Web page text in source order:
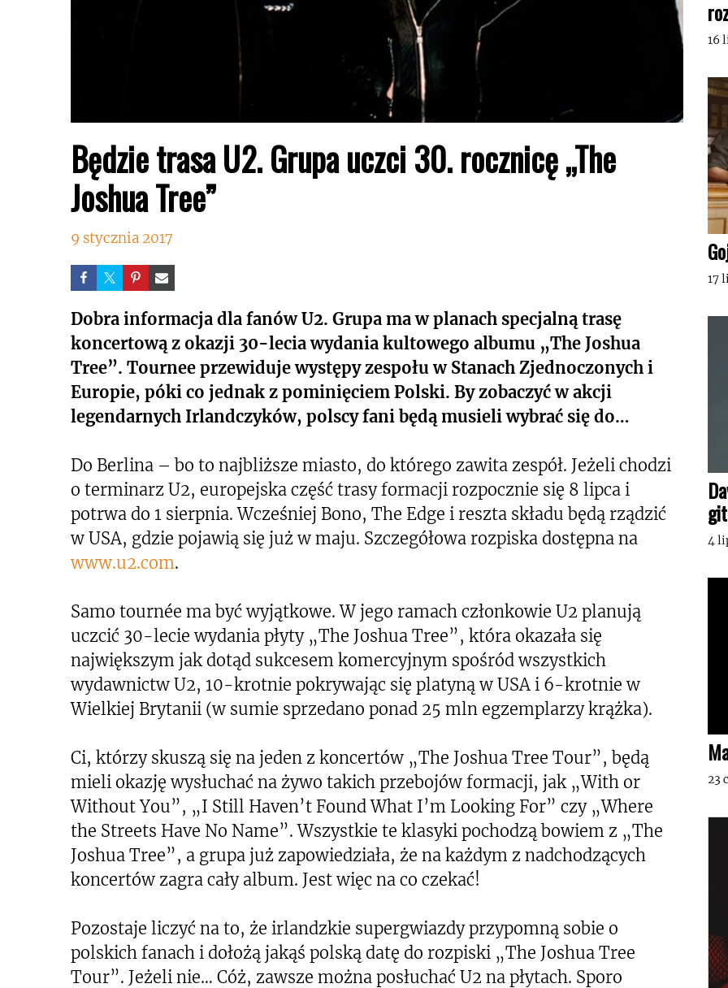
Będzie trasa U2. Grupa uczci 30. rocznicę „The
Joshua Tree”
9 stycznia 2017
Dobra informacja dla fanów U2. Grupa ma w planach specjalną trasę
koncertową z okazji 30-lecia wydania kultowego albumu „The Joshua
Tree”. Tournee przewiduje występy zespołu w Stanach Zjednoczonych i
Europie, póki co jednak z pominięciem Polski. By zobaczyć w akcji
legendarnych Irlandczyków, polscy fani będą musieli wybrać się do…
Do Berlina – bo to najbliższe miasto, do którego zawita zespół. Jeżeli chodzi
o terminarz U2, europejska część trasy formacji rozpocznie się 8 lipca i
potrwa do 1 sierpnia. Wcześniej Bono, The Edge i reszta składu będą rządzić
w USA, gdzie pojawią się już w maju. Szczegółowa rozpiska dostępna na
www.u2.com.
Samo tournée ma być wyjątkowe. W jego ramach członkowie U2 planują
uczcić 30-lecie wydania płyty „The Joshua Tree”, która okazała się
największym jak dotąd sukcesem komercyjnym spośród wszystkich
wydawnictw U2, 10-krotnie pokrywając się platyną w USA i 6-krotnie w
Wielkiej Brytanii (w sumie sprzedano ponad 25 mln egzemplarzy krążka).
Ci, którzy skuszą się na jeden z koncertów „The Joshua Tree Tour”, będą
mieli okazję wysłuchać na żywo takich przebojów formacji, jak „With or
Without You”, „I Still Haven’t Found What I’m Looking For” czy „Where
the Streets Have No Name”. Wszystkie te klasyki pochodzą bowiem z „The
Joshua Tree”, a grupa już zapowiedziała, że na każdym z nadchodzących
koncertów zagra cały album. Jest więc na co czekać!
Pozostaje liczyć na to, że irlandzkie supergwiazdy przypomną sobie o
polskich fanach i dołożą jakąś polską datę do rozpiski „The Joshua Tree
Tour”. Jeżeli nie… Cóż, zawsze można posłuchać U2 na płytach. Sporo
16
17
4
23